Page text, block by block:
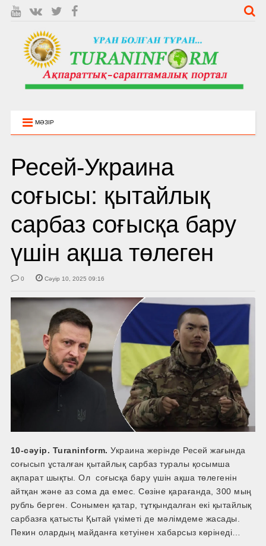
МӘЗІР
Ресей-Украина
соғысы: қытайлық
сарбаз соғысқа бару
үшін ақша төлеген
0 Сәуір 10, 2025 09:16
10-сәуір. Turaninform. Украина жерінде Ресей жағында
соғысып ұсталған қытайлық сарбаз туралы қосымша
ақпарат шықты. Ол соғысқа бару үшін ақша төлегенін
айтқан және аз сома да емес. Сөзіне қарағанда, 300 мың
рубль берген. Сонымен қатар, тұтқындалған екі қытайлық
сарбазға қатысты Қытай үкіметі де мәлімдеме жасады.
Пекин олардың майданға кетуінен хабарсыз көрінеді…